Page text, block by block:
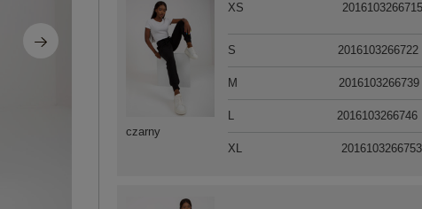
czarny
XS 2016103266715
S 2016103266722
M 2016103266739
L 2016103266746
XL 2016103266753